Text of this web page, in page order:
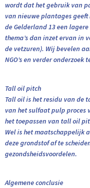
wordt dat het gebruik van
van nieuwe plantages
de Gelderland 13 een
thema’s dan inzet ervan in
de vetzuren). Wij bevelen
NGO’s en verder onderzoek
Tall oil pitch
Tall oil is het residu van de
van het sulfaat pulp proces
het toepassen van tall oil
Wel is het maatschappelijk
deze grondstof af te
gezondsheidsvoordelen.
Algemene conclusie